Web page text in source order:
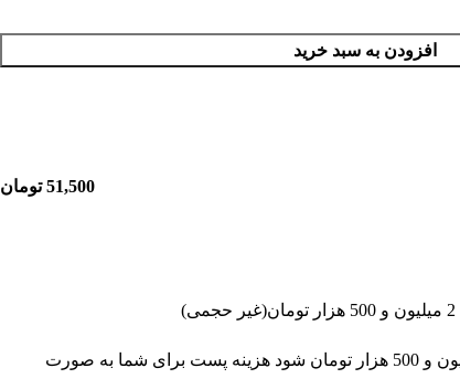
افزودن به سبد خرید
51,500 تومان
چنانچه جمع سبد خرید شما بالای 2 میلیون و 500 هزار تومان شود هزینه پست برای شما به صورت